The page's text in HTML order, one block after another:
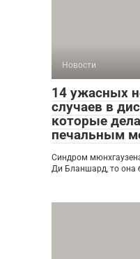
Новости
14 ужасных
случаев в
которые
печальным
Синдром
Ди Бланшард, то она